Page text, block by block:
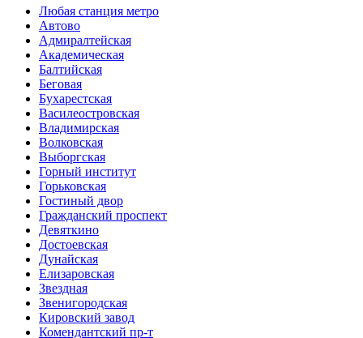
Любая станция метро
Автово
Адмиралтейская
Академическая
Балтийская
Беговая
Бухарестская
Василеостровская
Владимирская
Волковская
Выборгская
Горный институт
Горьковская
Гостиный двор
Гражданский проспект
Девяткино
Достоевская
Дунайская
Елизаровская
Звездная
Звенигородская
Кировский завод
Комендантский пр-т